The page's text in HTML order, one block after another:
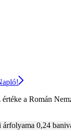
a Román
0,24